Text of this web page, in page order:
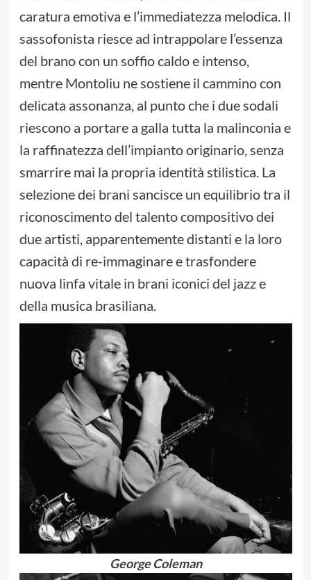
caratura emotiva e l’immediatezza melodica. Il
sassofonista riesce ad intrappolare l’essenza
del brano con un soffio caldo e intenso,
mentre Montoliu ne sostiene il cammino con
delicata assonanza, al punto che i due sodali
riescono a portare a galla tutta la malinconia e
la raffinatezza dell’impianto originario, senza
smarrire mai la propria identità stilistica. La
selezione dei brani sancisce un equilibrio tra il
riconoscimento del talento compositivo dei
due artisti, apparentemente distanti e la loro
capacità di re-immaginare e trasfondere
nuova linfa vitale in brani iconici del jazz e
della musica brasiliana.
George Coleman